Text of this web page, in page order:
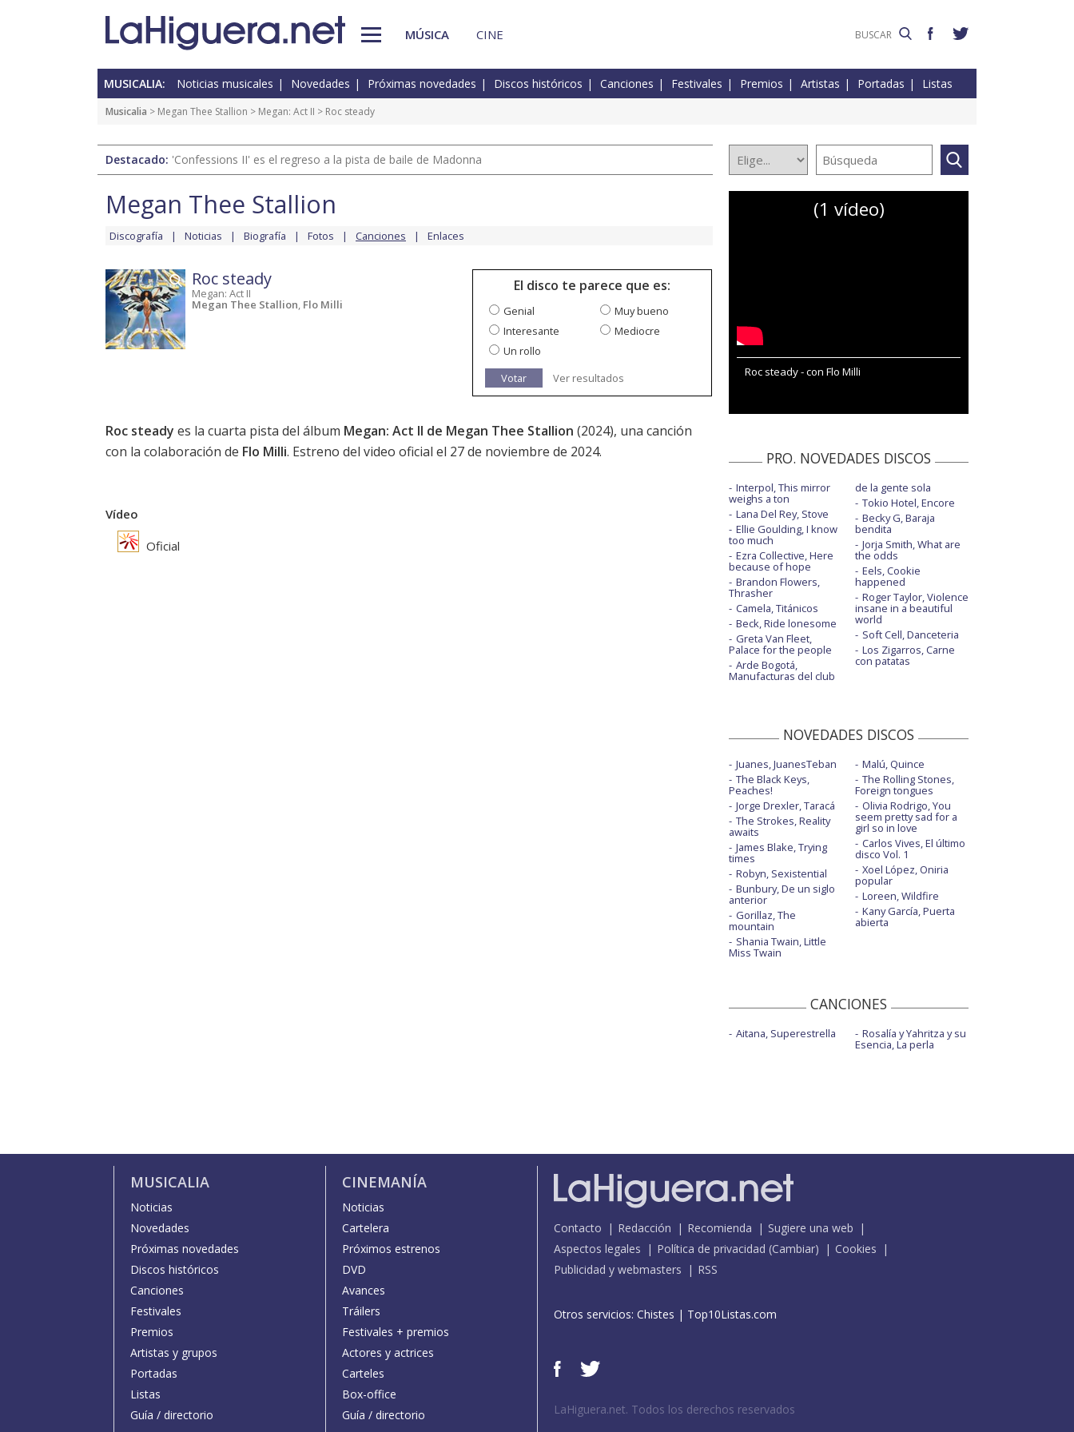
MÚSICA CINE
MUSICALIA: Noticias musicales Novedades Próximas novedades Discos históricos Canciones Festivales Premios Artistas Portadas Listas
Musicalia > Megan Thee Stallion > Megan: Act II > Roc steady
Destacado: 'Confessions II' es el regreso a la pista de baile de Madonna
Megan Thee Stallion
Discografía Noticias Biografía Fotos Canciones Enlaces
Roc steady
Megan: Act II
Megan Thee Stallion, Flo Milli
El disco te parece que es:
Genial
Muy bueno
Interesante
Mediocre
Un rollo
Votar
Ver resultados
Roc steady es la cuarta pista del álbum Megan: Act II de Megan Thee Stallion (2024), una canción
con la colaboración de Flo Milli. Estreno del video oficial el 27 de noviembre de 2024.
Vídeo
Oficial
(1 vídeo)
Roc steady - con Flo Milli
PRO. NOVEDADES DISCOS
Interpol, This mirror
weighs a ton
Lana Del Rey, Stove
Ellie Goulding, I know
too much
Ezra Collective, Here
because of hope
Brandon Flowers,
Thrasher
Camela, Titánicos
Beck, Ride lonesome
Greta Van Fleet,
Palace for the people
Arde Bogotá,
Manufacturas del club
de la gente sola
Tokio Hotel, Encore
Becky G, Baraja
bendita
Jorja Smith, What are
the odds
Eels, Cookie
happened
Roger Taylor, Violence
insane in a beautiful
world
Soft Cell, Danceteria
Los Zigarros, Carne
con patatas
NOVEDADES DISCOS
Juanes, JuanesTeban
The Black Keys,
Peaches!
Jorge Drexler, Taracá
The Strokes, Reality
awaits
James Blake, Trying
times
Robyn, Sexistential
Bunbury, De un siglo
anterior
Gorillaz, The
mountain
Shania Twain, Little
Miss Twain
Malú, Quince
The Rolling Stones,
Foreign tongues
Olivia Rodrigo, You
seem pretty sad for a
girl so in love
Carlos Vives, El último
disco Vol. 1
Xoel López, Oniria
popular
Loreen, Wildfire
Kany García, Puerta
abierta
CANCIONES
Aitana, Superestrella Rosalía y Yahritza y su
Esencia, La perla
MUSICALIA
Noticias
Novedades
Próximas novedades
Discos históricos
Canciones
Festivales
Premios
Artistas y grupos
Portadas
Listas
Guía / directorio
CINEMANÍA
Noticias
Cartelera
Próximos estrenos
DVD
Avances
Tráilers
Festivales + premios
Actores y actrices
Carteles
Box-office
Guía / directorio
Contacto Redacción Recomienda
Sugiere una web
Aspectos legales
Política de privacidad (Cambiar)
Cookies
Publicidad y webmasters
RSS
Otros servicios: Chistes | Top10Listas.com
LaHiguera.net. Todos los derechos reservados